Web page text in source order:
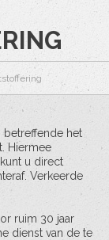
het
Hiermee
u direct
Verkeerde
ruim 30 jaar
dienst van de te